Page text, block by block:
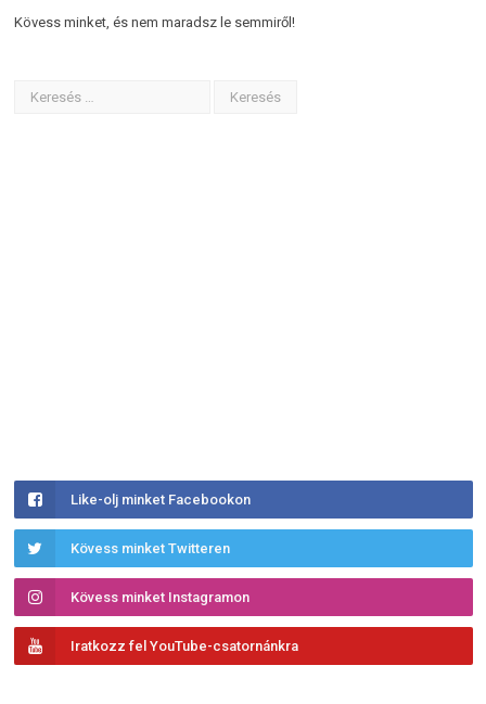
Kövess minket, és nem maradsz le semmiről!
Like-olj minket Facebookon
Kövess minket Twitteren
Kövess minket Instagramon
Iratkozz fel YouTube-csatornánkra